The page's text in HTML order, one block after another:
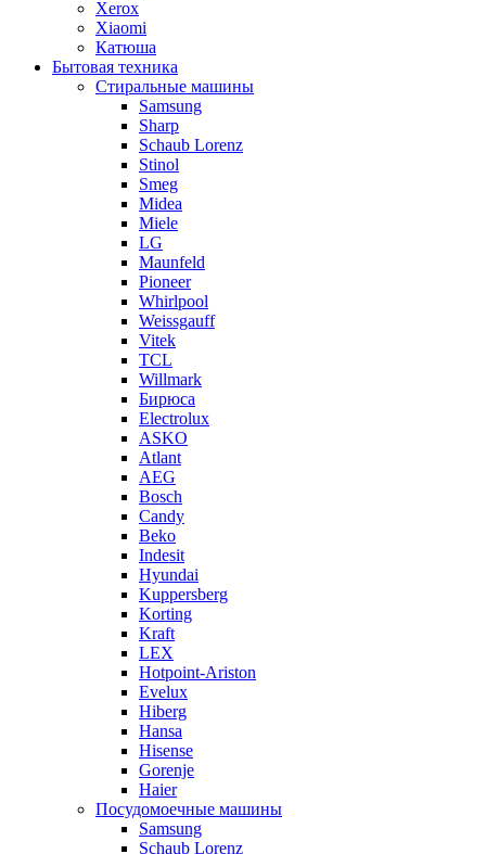
Xerox
Xiaomi
Катюша
Бытовая техника
Стиральные машины
Samsung
Sharp
Schaub Lorenz
Stinol
Smeg
Midea
Miele
LG
Maunfeld
Pioneer
Whirlpool
Weissgauff
Vitek
TCL
Willmark
Бирюса
Electrolux
ASKO
Atlant
AEG
Bosch
Candy
Beko
Indesit
Hyundai
Kuppersberg
Korting
Kraft
LEX
Hotpoint-Ariston
Evelux
Hiberg
Hansa
Hisense
Gorenje
Haier
Посудомоечные машины
Samsung
Schaub Lorenz